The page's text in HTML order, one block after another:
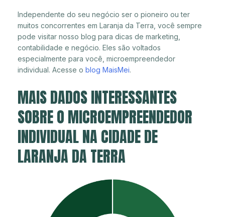
Independente do seu negócio ser o pioneiro ou ter
muitos concorrentes em Laranja da Terra, você sempre
pode visitar nosso blog para dicas de marketing,
contabilidade e negócio. Eles são voltados
especialmente para você, microempreendedor
individual. Acesse o blog MaisMei.
MAIS DADOS INTERESSANTES
SOBRE O MICROEMPREENDEDOR
INDIVIDUAL NA CIDADE DE
LARANJA DA TERRA